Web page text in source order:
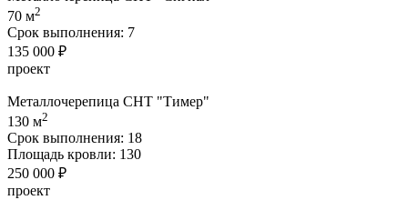
70 м2
Срок выполнения: 7
135 000 ₽
проект
Металлочерепица СНТ "Тимер"
130 м2
Срок выполнения: 18
Площадь кровли: 130
250 000 ₽
проект